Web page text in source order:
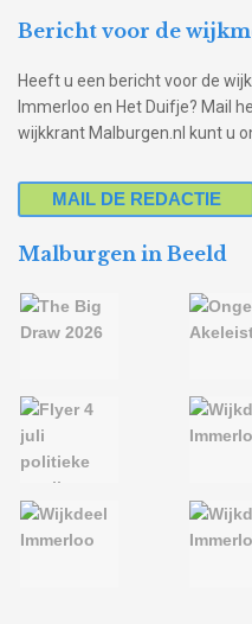
Bericht voor de
Heeft u een bericht voor de
Immerloo en Het Duifje? Mail
wijkkrant Malburgen.nl kunt u
MAIL DE REDACTIE
Malburgen in Beeld